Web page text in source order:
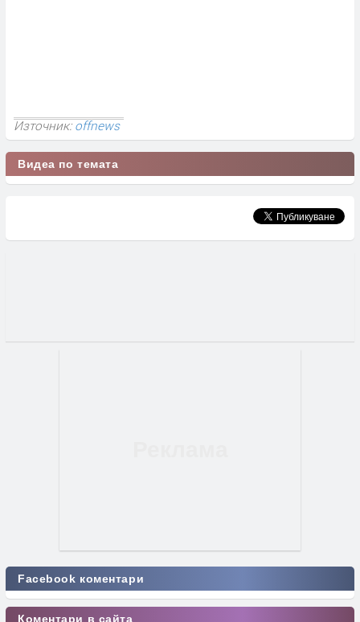
Източник:offnews
Видеа по темата
Facebook коментари
Коментари в сайта